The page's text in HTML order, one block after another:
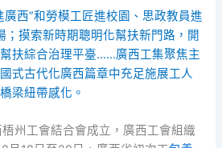
廣西”和勞模工匠進校園、思政教員進
；摸索新時期聰明化幫扶新門路，開
扶綜合治理平臺……廣西工集聚焦主
式古代化廣西篇章中充足施展工人
梁紐帶感化。
州工會結合會成立，廣西工會組織